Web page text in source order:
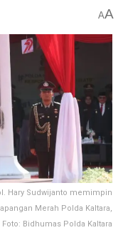
AA
Hary Sudwijanto memimpin
Merah Polda Kaltara,
Bidhumas Polda Kaltara